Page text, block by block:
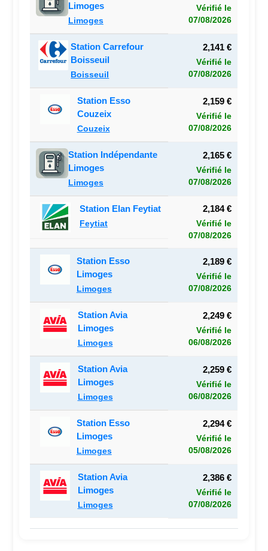
Limoges
Limoges
Vérifié le
07/08/2026
Station Carrefour
Boisseuil
Boisseuil
2,141 €
Vérifié le
07/08/2026
Station Esso
Couzeix
Couzeix
2,159 €
Vérifié le
07/08/2026
Station Indépendante
Limoges
Limoges
2,165 €
Vérifié le
07/08/2026
Station Elan Feytiat
Feytiat
2,184 €
Vérifié le
07/08/2026
Station Esso
Limoges
Limoges
2,189 €
Vérifié le
07/08/2026
Station Avia
Limoges
Limoges
2,249 €
Vérifié le
06/08/2026
Station Avia
Limoges
Limoges
2,259 €
Vérifié le
06/08/2026
Station Esso
Limoges
Limoges
2,294 €
Vérifié le
05/08/2026
Station Avia
Limoges
Limoges
2,386 €
Vérifié le
07/08/2026